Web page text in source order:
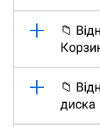
📁
📁
диска